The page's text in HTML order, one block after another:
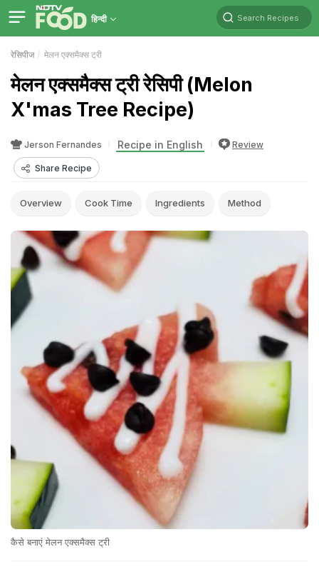
हिन्दी Search Recipes
रेसिपीज मेलन एक्समैक्स ट्री
मेलन एक्समैक्स ट्री रेसिपी (Melon
X'mas Tree Recipe)
Jerson Fernandes Recipe in English Review
Share Recipe
Overview Cook Time Ingredients Method
कैसे बनाएं मेलन एक्समैक्स ट्री